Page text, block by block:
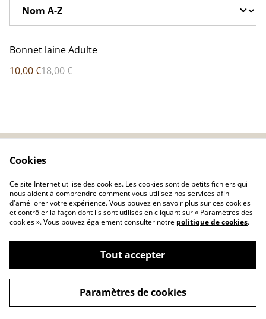
%
Bonnet laine Adulte
10,00 €18,00 €
Politique de
confidentialité
Cookies
©2026LES CREATIONS DE FRAMBOISE
powered by
Cookies
Ce site Internet utilise des cookies. Les cookies sont de petits fichiers qui
nous aident à comprendre comment vous utilisez nos services afin
d'améliorer votre expérience. Vous pouvez en savoir plus sur ces cookies
et contrôler la façon dont ils sont utilisés en cliquant sur « Paramètres des
cookies ». Vous pouvez également consulter notre politique de cookies.
Tout accepter
Paramètres de cookies